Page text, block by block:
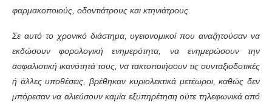
φαρμακοποιούς, οδοντιάτρους και κτηνιάτρους.
Σε αυτό το χρονικό διάστημα, υγειονομικοί που αναζητούσαν να
εκδώσουν φορολογική ενημερότητα, να ενημερώσουν την
ασφαλιστική ικανότητά τους, να τακτοποιήσουν τις συνταξιοδοτικές
ή άλλες υποθέσεις, βρέθηκαν κυριολεκτικά μετέωροι, καθώς δεν
μπόρεσαν να αλιεύσουν καμία εξυπηρέτηση ούτε τηλεφωνικά από